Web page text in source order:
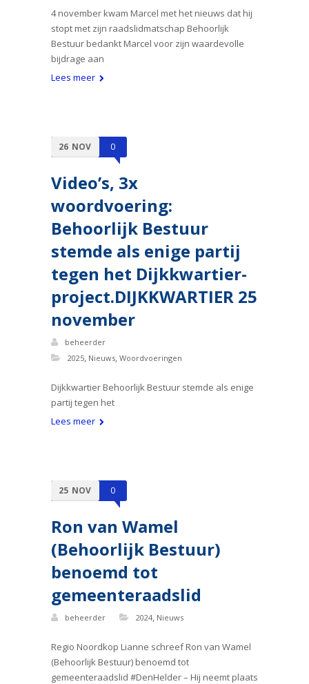
4 november kwam Marcel met het nieuws dat hij
stopt met zijn raadslidmatschap Behoorlijk
Bestuur bedankt Marcel voor zijn waardevolle
bijdrage aan
Lees meer
26 NOV 0
Video’s, 3x
woordvoering:
Behoorlijk Bestuur
stemde als enige partij
tegen het Dijkkwartier-
project.DIJKKWARTIER 25
november
beheerder
2025, Nieuws, Woordvoeringen
Dijkkwartier Behoorlijk Bestuur stemde als enige
partij tegen het
Lees meer
25 NOV 0
Ron van Wamel
(Behoorlijk Bestuur)
benoemd tot
gemeenteraadslid
beheerder 2024, Nieuws
Regio Noordkop Lianne schreef Ron van Wamel
(Behoorlijk Bestuur) benoemd tot
gemeenteraadslid #DenHelder – Hij neemt plaats